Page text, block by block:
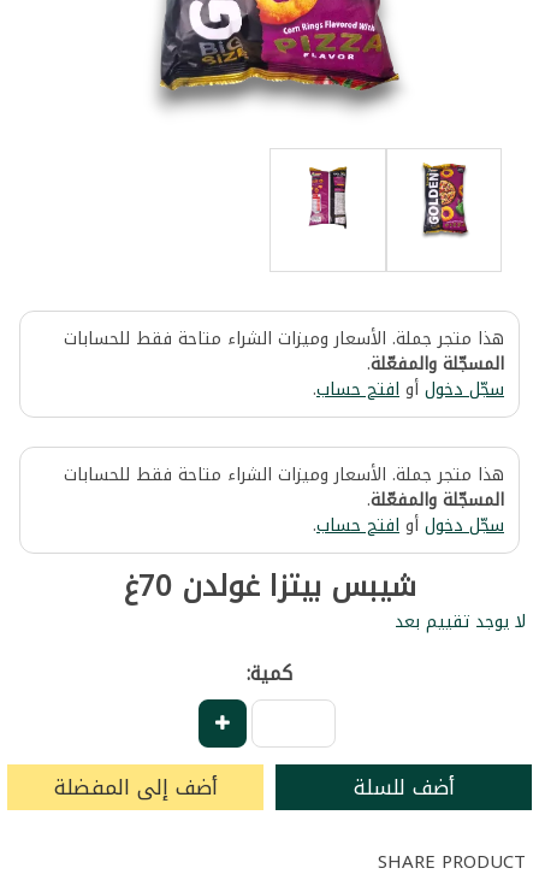
هذا متجر جملة. الأسعار وميزات الشراء متاحة فقط للحسابات
المسجّلة والمفعّلة.
سجّل دخولأوافتح حساب.
هذا متجر جملة. الأسعار وميزات الشراء متاحة فقط للحسابات
المسجّلة والمفعّلة.
سجّل دخولأوافتح حساب.
شيبس بيتزا غولدن 70غ
لا يوجد تقييم بعد
كمية:
أضف للسلة أضف إلى المفضلة
SHARE PRODUCT